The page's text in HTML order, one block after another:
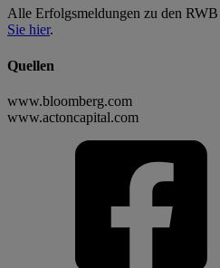
Alle Erfolgsmeldungen zu den
Sie hier.
Quellen
www.bloomberg.com
www.actoncapital.com